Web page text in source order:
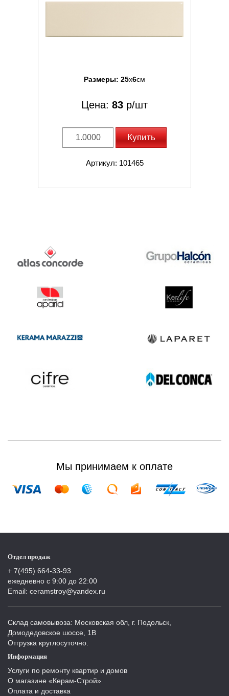
Размеры: 25x6см
Цена: 83 р/шт
Купить
Артикул: 101465
Мы принимаем к оплате
Отдел продаж
+ 7(495) 664-33-93
ежедневно с 9:00 до 22:00
Email: ceramstroy@yandex.ru
Склад самовывоза: Московская обл, г. Подольск,
Домодедовское шоссе, 1В
Отгрузка круглосуточно.
Информация
Услуги по ремонту квартир и домов
О магазине «Керам-Строй»
Оплата и доставка